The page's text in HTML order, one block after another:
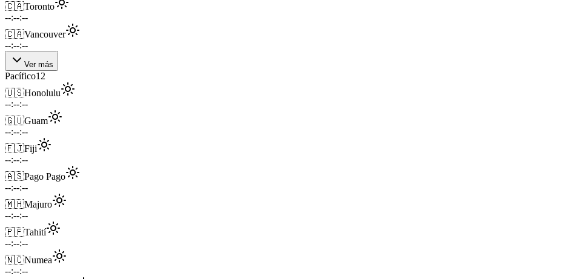
🇨🇦Toronto
--:--:--
🇨🇦Vancouver
--:--:--
Ver más
Pacífico12
🇺🇸Honolulu
--:--:--
🇬🇺Guam
--:--:--
🇫🇯Fiji
--:--:--
🇦🇸Pago Pago
--:--:--
🇲🇭Majuro
--:--:--
🇵🇫Tahití
--:--:--
🇳🇨Numea
--:--:--